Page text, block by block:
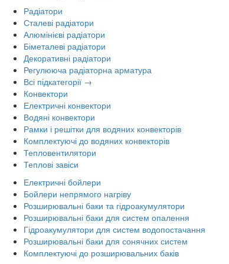
Радіатори
Сталеві радіатори
Алюмінієві радіатори
Біметалеві радіатори
Декоративні радіатори
Регулююча радіаторна арматура
Всі підкатегорії →
Конвектори
Електричні конвектори
Водяні конвектори
Рамки і решітки для водяних конвекторів
Комплектуючі до водяних конвекторів
Тепловентилятори
Теплові завіси
Електричні бойлери
Бойлери непрямого нагріву
Розширювальні баки та гідроакумулятори
Розширювальні баки для систем опалення
Гідроакумулятори для систем водопостачання
Розширювальні баки для сонячних систем
Комплектуючі до розширювальних баків